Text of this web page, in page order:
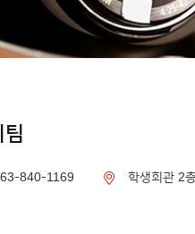
840-1169 학생회관 2